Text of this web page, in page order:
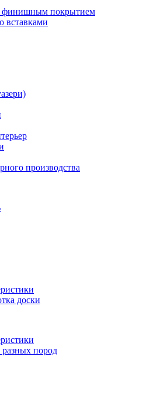
финишным покрытием
вставками
производства
доски
пород